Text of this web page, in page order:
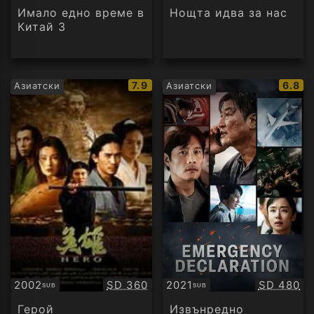
Имало едно време в
Китай 3
Нощта идва за нас
Азиатски
IMDb
рейтинг:
7.9
2002SUB
Субтитри Качество:
SD 360
Герой
Азиатски
IMDb
6.8
2021 SUB
Субтитри SD 480
Извънредно